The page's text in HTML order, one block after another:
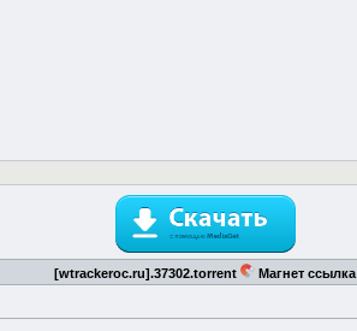
[wtrackeroc.ru].37302.torrent
Магнет ссылка